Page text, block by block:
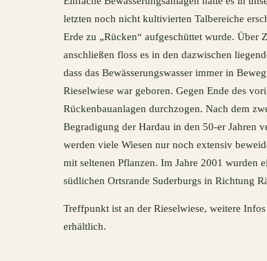
letzten noch nicht kultivierten Talbereiche
Erde zu „Rücken“ aufgeschüttet wurde. Über
anschließen floss es in den dazwischen
dass das Bewässerungswasser immer in
Rieselwiese war geboren. Gegen Ende des
Rückenbauanlagen durchzogen. Nach dem
Begradigung der Hardau in den 50-er Jahren
werden viele Wiesen nur noch extensiv
mit seltenen Pflanzen. Im Jahre 2001 wurden
südlichen Ortsrande Suderburgs in Richtung
Treffpunkt ist an der Rieselwiese, weitere
erhältlich.